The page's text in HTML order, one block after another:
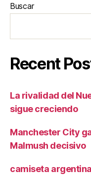
Buscar
Recent
La rivalidad del
sigue creciendo
Manchester City
Malmush decisivo
camiseta